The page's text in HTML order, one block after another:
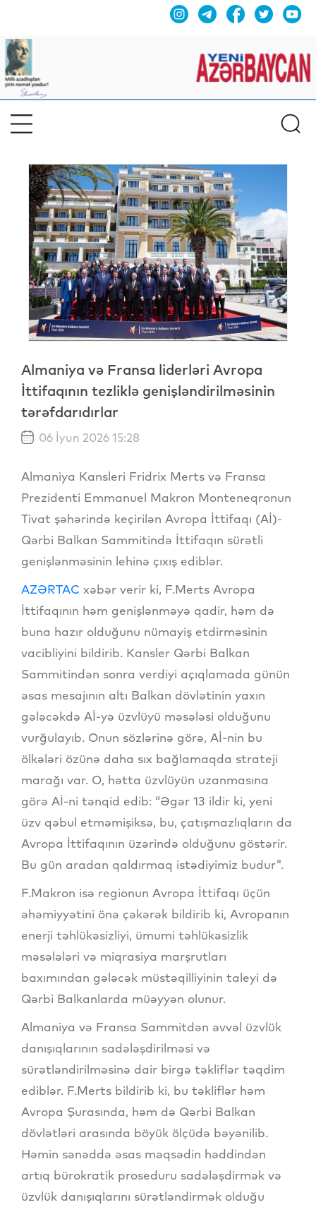
Almaniya və Fransa liderləri Avropa
İttifaqının tezliklə genişləndirilməsinin
tərəfdarıdırlar
06 İyun 2026 15:28
Almaniya Kansleri Fridrix Merts və Fransa
Prezidenti Emmanuel Makron Monteneqronun
Tivat şəhərində keçirilən Avropa İttifaqı (Aİ)-
Qərbi Balkan Sammitində İttifaqın sürətli
genişlənməsinin lehinə çıxış ediblər.
AZƏRTAC xəbər verir ki, F.Merts Avropa
İttifaqının həm genişlənməyə qadir, həm də
buna hazır olduğunu nümayiş etdirməsinin
vacibliyini bildirib. Kansler Qərbi Balkan
Sammitindən sonra verdiyi açıqlamada günün
əsas mesajının altı Balkan dövlətinin yaxın
gələcəkdə Aİ-yə üzvlüyü məsələsi olduğunu
vurğulayıb. Onun sözlərinə görə, Aİ-nin bu
ölkələri özünə daha sıx bağlamaqda strateji
marağı var. O, hətta üzvlüyün uzanmasına
görə Aİ-ni tənqid edib: “Əgər 13 ildir ki, yeni
üzv qəbul etməmişiksə, bu, çatışmazlıqların da
Avropa İttifaqının üzərində olduğunu göstərir.
Bu gün aradan qaldırmaq istədiyimiz budur".
F.Makron isə regionun Avropa İttifaqı üçün
əhəmiyyətini önə çəkərək bildirib ki, Avropanın
enerji təhlükəsizliyi, ümumi təhlükəsizlik
məsələləri və miqrasiya marşrutları
baxımından gələcək müstəqilliyinin taleyi də
Qərbi Balkanlarda müəyyən olunur.
Almaniya və Fransa Sammitdən əvvəl üzvlük
danışıqlarının sadələşdirilməsi və
sürətləndirilməsinə dair birgə təkliflər təqdim
ediblər. F.Merts bildirib ki, bu təkliflər həm
Avropa Şurasında, həm də Qərbi Balkan
dövlətləri arasında böyük ölçüdə bəyənilib.
Həmin sənəddə əsas məqsədin həddindən
artıq bürokratik proseduru sadələşdirmək və
üzvlük danışıqlarını sürətləndirmək olduğu